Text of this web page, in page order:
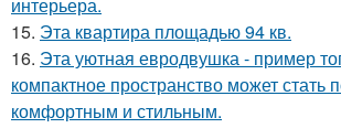
15. Эта квартира площадью 94 кв.
16. Эта уютная евродвушка - пример
компактное пространство может стать
комфортным и стильным.